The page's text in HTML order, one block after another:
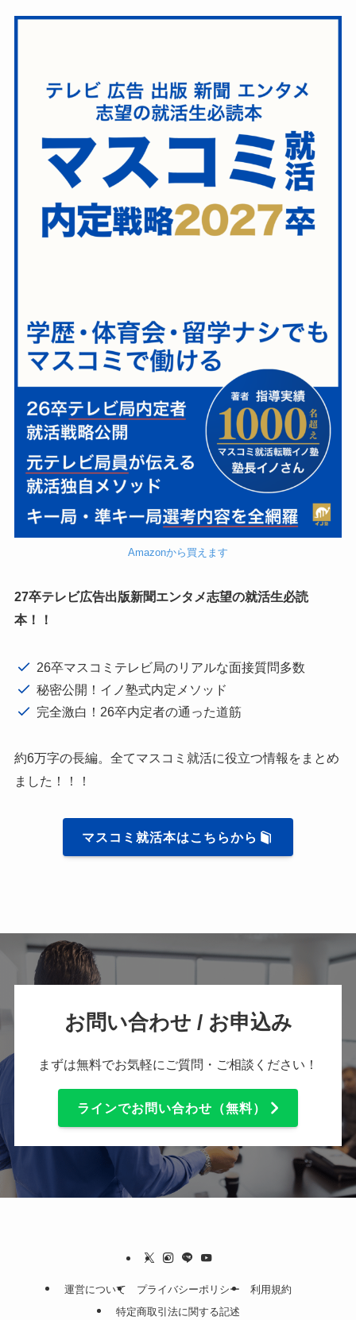
Amazonから買えます
27卒テレビ広告出版新聞エンタメ志望の就活生必読
本！！
26卒マスコミテレビ局のリアルな面接質問多数
秘密公開！イノ塾式内定メソッド
完全激白！26卒内定者の通った道筋
約6万字の長編。全てマスコミ就活に役立つ情報をまとめ
ました！！！
マスコミ就活本はこちらから
お問い合わせ / お申込み
まずは無料でお気軽にご質問・ご相談ください！
ラインでお問い合わせ（無料）
運営について プライバシーポリシー
利用規約
特定商取引法に関する記述